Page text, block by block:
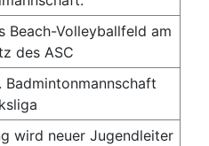
Beach-Volleyballfeld am
des ASC
Badmintonmannschaft
wird neuer Jugendleiter